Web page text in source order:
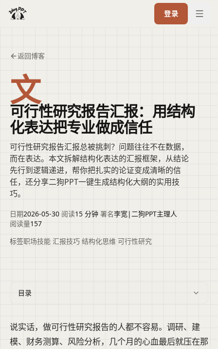
登录
返回博客
文
可行性研究报告汇报：用结构
化表达把专业做成信任
可行性研究报告汇报总被挑刺？问题往往不在数据，
而在表达。本文拆解结构化表达的汇报框架，从结论
先行到逻辑递进，帮你把扎实的论证变成清晰的信
任，还分享二狗PPT一键生成结构化大纲的实用技
巧。
日期2026-05-30 阅读15 分钟 署名李宽|二狗PPT主理人
阅读量157
标签职场技能 汇报技巧 结构化思维 可行性研究
目录
说实话，做可行性研究报告的人都不容易。调研、建
模、财务测算、风险分析，几个月的心血最后就压在那